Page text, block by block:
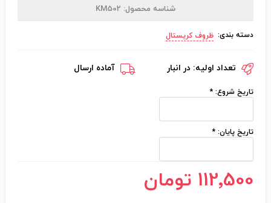
شناسه محصول: KM502
دسته بندی: ظروف کریستال
تعداد اولیه: در انبار آماده ارسال
تاریخ شروع: *
تاریخ پایان: *
112٬500 تومان